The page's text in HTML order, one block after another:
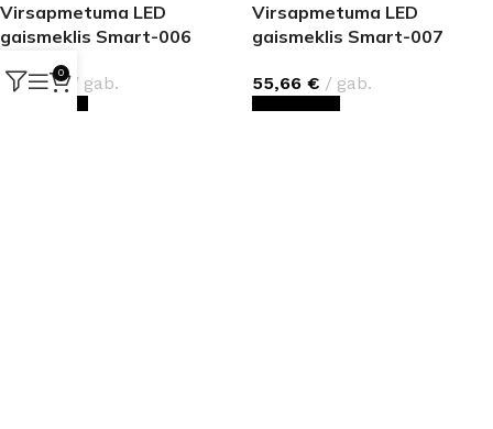
Virsapmetuma LED
gaismeklis Smart-006
dimmable (72W, 5760 lm)
72,60€ gab.
Virsapmetuma LED
gaismeklis Smart-007
55,66 € gab.
0